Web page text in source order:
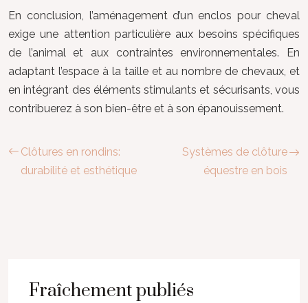
En conclusion, l’aménagement d’un enclos pour cheval
exige une attention particulière aux besoins spécifiques
de l’animal et aux contraintes environnementales. En
adaptant l’espace à la taille et au nombre de chevaux, et
en intégrant des éléments stimulants et sécurisants, vous
contribuerez à son bien-être et à son épanouissement.
Clôtures en rondins:
durabilité et esthétique
Systèmes de clôture
équestre en bois
Fraîchement publiés